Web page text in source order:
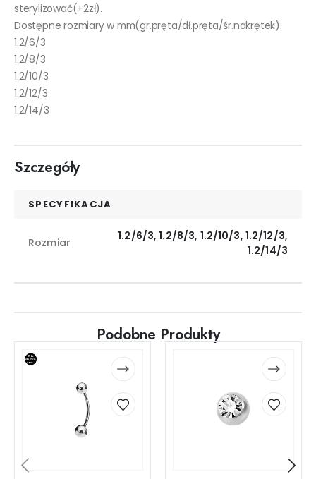
sterylizować(+2zł).
Dostępne rozmiary w mm(gr.pręta/dł.pręta/śr.nakrętek):
1.2/6/3
1.2/8/3
1.2/10/3
1.2/12/3
1.2/14/3
Szczegóły
SPECYFIKACJA
Rozmiar
1.2/6/3, 1.2/8/3, 1.2/10/3, 1.2/12/3,
1.2/14/3
Podobne Produkty